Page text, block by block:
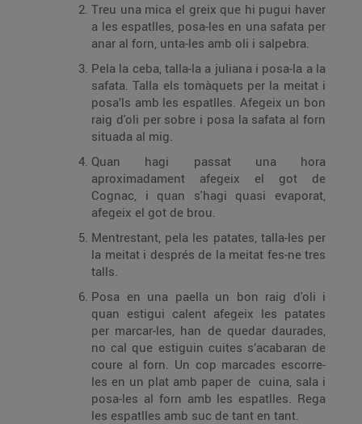
Treu una mica el greix que hi pugui haver
a les espatlles, posa-les en una safata per
anar al forn, unta-les amb oli i salpebra.
Pela la ceba, talla-la a juliana i posa-la a la
safata. Talla els tomàquets per la meitat i
posa’ls amb les espatlles. Afegeix un bon
raig d'oli per sobre i posa la safata al forn
situada al mig.
Quan hagi passat una hora
aproximadament afegeix el got de
Cognac, i quan s'hagi quasi evaporat,
afegeix el got de brou.
Mentrestant, pela les patates, talla-les per
la meitat i després de la meitat fes-ne tres
talls.
Posa en una paella un bon raig d'oli i
quan estigui calent afegeix les patates
per marcar-les, han de quedar daurades,
no cal que estiguin cuites s’acabaran de
coure al forn. Un cop marcades escorre-
les en un plat amb paper de cuina, sala i
posa-les al forn amb les espatlles. Rega
les espatlles amb suc de tant en tant.